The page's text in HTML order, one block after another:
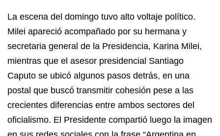
La escena del domingo tuvo alto voltaje político.
Milei apareció acompañado por su hermana y
secretaria general de la Presidencia, Karina Milei,
mientras que el asesor presidencial Santiago
Caputo se ubicó algunos pasos detrás, en una
postal que buscó transmitir cohesión pese a las
crecientes diferencias entre ambos sectores del
oficialismo. El Presidente compartió luego la imagen